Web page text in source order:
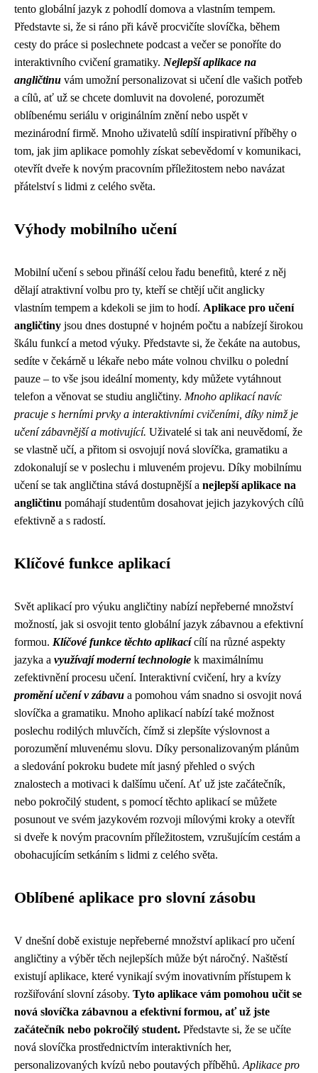
tento globální jazyk z pohodlí domova a vlastním tempem.
Představte si, že si ráno při kávě procvičíte slovíčka, během
cesty do práce si poslechnete podcast a večer se ponoříte do
interaktivního cvičení gramatiky. Nejlepší aplikace na
angličtinu vám umožní personalizovat si učení dle vašich potřeb
a cílů, ať už se chcete domluvit na dovolené, porozumět
oblíbenému seriálu v originálním znění nebo uspět v
mezinárodní firmě. Mnoho uživatelů sdílí inspirativní příběhy o
tom, jak jim aplikace pomohly získat sebevědomí v komunikaci,
otevřít dveře k novým pracovním příležitostem nebo navázat
přátelství s lidmi z celého světa.
Výhody mobilního učení
Mobilní učení s sebou přináší celou řadu benefitů, které z něj
dělají atraktivní volbu pro ty, kteří se chtějí učit anglicky
vlastním tempem a kdekoli se jim to hodí. Aplikace pro učení
angličtiny jsou dnes dostupné v hojném počtu a nabízejí širokou
škálu funkcí a metod výuky. Představte si, že čekáte na autobus,
sedíte v čekárně u lékaře nebo máte volnou chvilku o polední
pauze – to vše jsou ideální momenty, kdy můžete vytáhnout
telefon a věnovat se studiu angličtiny. Mnoho aplikací navíc
pracuje s herními prvky a interaktivními cvičeními, díky nimž je
učení zábavnější a motivující. Uživatelé si tak ani neuvědomí, že
se vlastně učí, a přitom si osvojují nová slovíčka, gramatiku a
zdokonalují se v poslechu i mluveném projevu. Díky mobilnímu
učení se tak angličtina stává dostupnější a nejlepší aplikace na
angličtinu pomáhají studentům dosahovat jejich jazykových cílů
efektivně a s radostí.
Klíčové funkce aplikací
Svět aplikací pro výuku angličtiny nabízí nepřeberné množství
možností, jak si osvojit tento globální jazyk zábavnou a efektivní
formou. Klíčové funkce těchto aplikacícílí na různé aspekty
jazyka a využívají moderní technologie k maximálnímu
zefektivnění procesu učení. Interaktivní cvičení, hry a kvízy
promění učení v zábavu a pomohou vám snadno si osvojit nová
slovíčka a gramatiku. Mnoho aplikací nabízí také možnost
poslechu rodilých mluvčích, čímž si zlepšíte výslovnost a
porozumění mluvenému slovu. Díky personalizovaným plánům
a sledování pokroku budete mít jasný přehled o svých
znalostech a motivaci k dalšímu učení. Ať už jste začátečník,
nebo pokročilý student, s pomocí těchto aplikací se můžete
posunout ve svém jazykovém rozvoji mílovými kroky a otevřít
si dveře k novým pracovním příležitostem, vzrušujícím cestám a
obohacujícím setkáním s lidmi z celého světa.
Oblíbené aplikace pro slovní zásobu
V dnešní době existuje nepřeberné množství aplikací pro učení
angličtiny a výběr těch nejlepších může být náročný. Naštěstí
existují aplikace, které vynikají svým inovativním přístupem k
rozšiřování slovní zásoby. Tyto aplikace vám pomohou učit se
nová slovíčka zábavnou a efektivní formou, ať už jste
začátečník nebo pokročilý student. Představte si, že se učíte
nová slovíčka prostřednictvím interaktivních her,
personalizovaných kvízů nebo poutavých příběhů. Aplikace pro